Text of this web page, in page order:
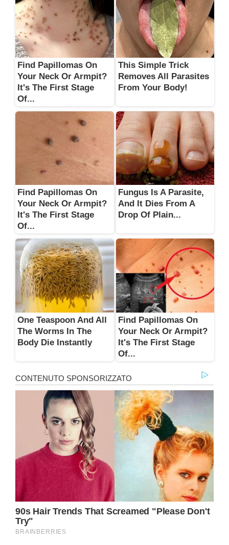
Find Papillomas On
Your Neck Or Armpit?
It's The First Stage
Of...
This Simple Trick
Removes All Parasites
From Your Body!
Find Papillomas On
Your Neck Or Armpit?
It's The First Stage
Of...
Fungus Is A Parasite,
And It Dies From A
Drop Of Plain...
One Teaspoon And All
The Worms In The
Body Die Instantly
Find Papillomas On
Your Neck Or Armpit?
It's The First Stage
Of...